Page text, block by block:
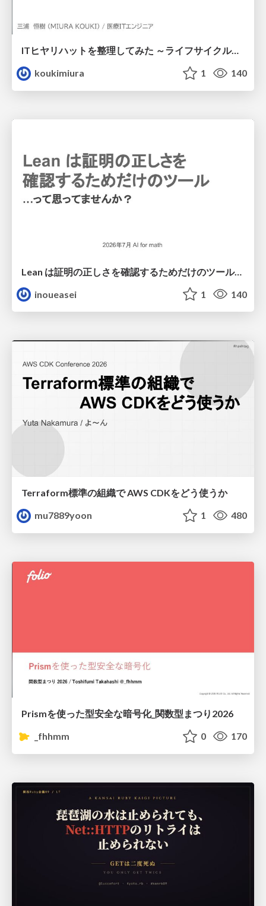
ITヒヤリハットを整理してみた ～ライフサイクルと原因から考える再発防止策～
koukimiura
1 140
Lean は証明の正しさを確認するためだけのツールって思ってませんか？
inoueasei
1 140
Terraform標準の組織で AWS CDKをどう使うか
mu7889yoon
1 480
Prismを使った型安全な暗号化_関数型まつり2026
_fhhmm
0 170